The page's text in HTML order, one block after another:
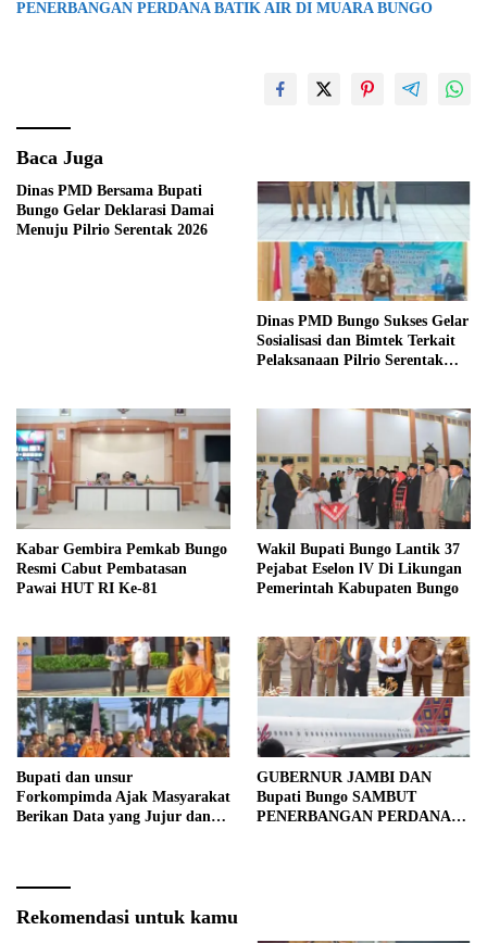
PENERBANGAN PERDANA BATIK AIR DI MUARA BUNGO
Baca Juga
Dinas PMD Bersama Bupati
Bungo Gelar Deklarasi Damai
Menuju Pilrio Serentak 2026
Dinas PMD Bungo Sukses Gelar
Sosialisasi dan Bimtek Terkait
Pelaksanaan Pilrio Serentak
Kabar Gembira Pemkab Bungo
Resmi Cabut Pembatasan
Pawai HUT RI Ke-81
Wakil Bupati Bungo Lantik 37
Pejabat Eselon lV Di Likungan
Pemerintah Kabupaten Bungo
Bupati dan unsur
Forkompimda Ajak Masyarakat
Berikan Data yang Jujur dan
GUBERNUR JAMBI DAN
Bupati Bungo SAMBUT
PENERBANGAN PERDANA
Rekomendasi untuk kamu